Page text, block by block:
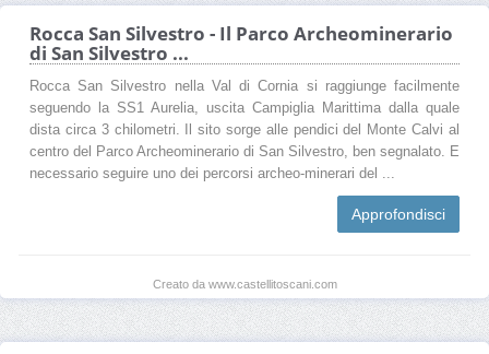
Rocca San Silvestro - Il Parco Archeominerario
di San Silvestro ...
Rocca San Silvestro nella Val di Cornia si raggiunge facilmente
seguendo la SS1 Aurelia, uscita Campiglia Marittima dalla quale
dista circa 3 chilometri. Il sito sorge alle pendici del Monte Calvi al
centro del Parco Archeominerario di San Silvestro, ben segnalato. E
necessario seguire uno dei percorsi archeo-minerari del ...
Approfondisci
Creato da www.castellitoscani.com